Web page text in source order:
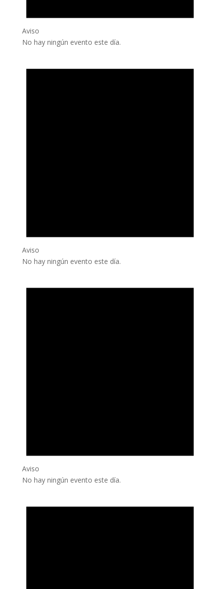
Aviso
No hay ningún evento este día.
Aviso
No hay ningún evento este día.
Aviso
No hay ningún evento este día.